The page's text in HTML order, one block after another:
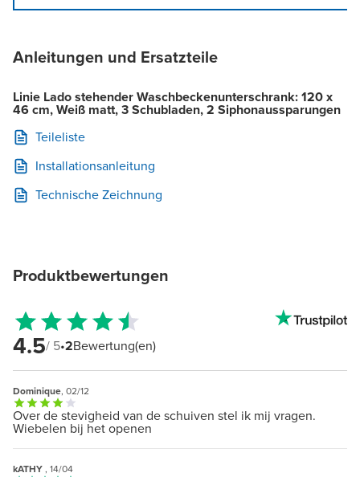
Anleitungen und Ersatzteile
Linie Lado stehender Waschbeckenunterschrank: 120 x
46 cm, Weiß matt, 3 Schubladen, 2 Siphonaussparungen
Teileliste
Installationsanleitung
Technische Zeichnung
Produktbewertungen
4.5/ 5•2Bewertung(en)
Dominique, 02/12
Over de stevigheid van de schuiven stel ik mij vragen.
Wiebelen bij het openen
kATHY, 14/04